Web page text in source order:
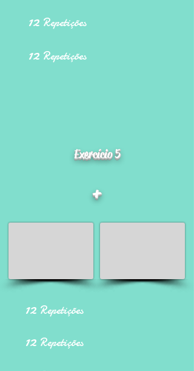
12 Repetições
12 Repetições
Exercício 5
+
12 Repetições
12 Repetições